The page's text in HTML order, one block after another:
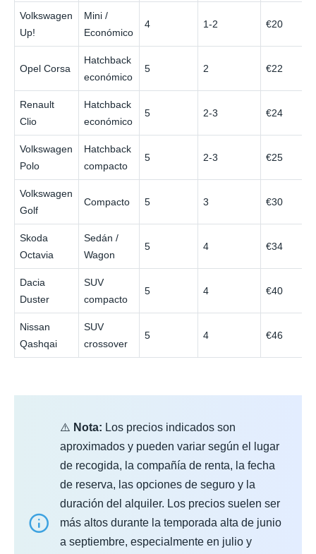
Volkswagen
Up!
Mini /
Económico
4 1-2 €20
Opel Corsa
Hatchback
económico
5 2 €22
Renault
Clio
Hatchback
económico
5 2-3 €24
Volkswagen
Polo
Hatchback
compacto
5 2-3 €25
Volkswagen
Golf
Compacto 5 3 €30
Skoda
Octavia
Sedán /
Wagon
5 4 €34
Dacia
Duster
SUV
compacto
5 4 €40
Nissan
Qashqai
SUV
crossover
5 4 €46
⚠️ Nota: Los precios indicados son
aproximados y pueden variar según el lugar
de recogida, la compañía de renta, la fecha
de reserva, las opciones de seguro y la
duración del alquiler. Los precios suelen ser
más altos durante la temporada alta de junio
a septiembre, especialmente en julio y